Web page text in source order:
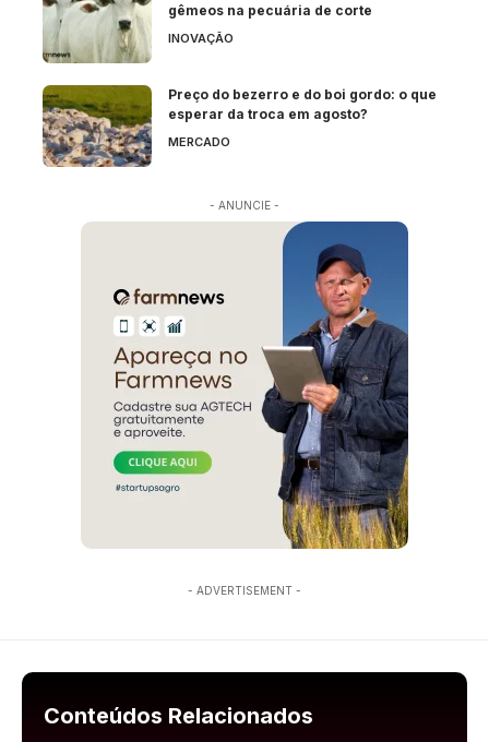
gêmeos na pecuária de corte
INOVAÇÃO
Preço do bezerro e do boi gordo: o que
esperar da troca em agosto?
MERCADO
- ANUNCIE -
- ADVERTISEMENT -
Conteúdos Relacionados